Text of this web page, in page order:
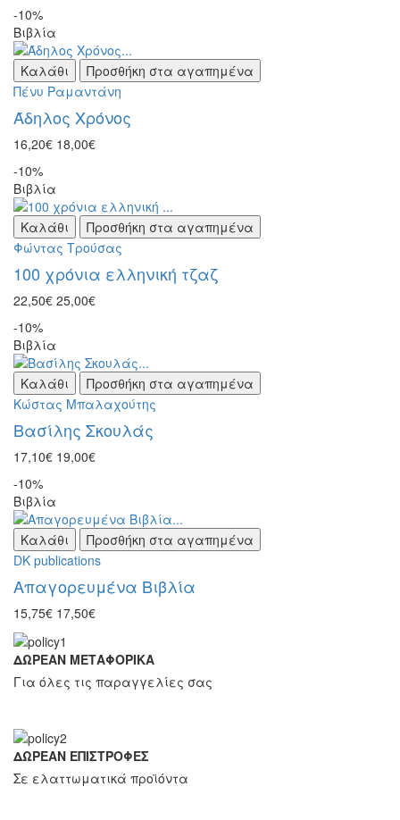
-10%
Βιβλία
Καλάθι
Προσθήκη στα αγαπημένα
Πένυ Ραμαντάνη
Άδηλος Χρόνος
16,20€ 18,00€
-10%
Βιβλία
Καλάθι
Προσθήκη στα αγαπημένα
Φώντας Τρούσας
100 χρόνια ελληνική τζαζ
22,50€ 25,00€
-10%
Βιβλία
Καλάθι
Προσθήκη στα αγαπημένα
Κώστας Μπαλαχούτης
Βασίλης Σκουλάς
17,10€ 19,00€
-10%
Βιβλία
Καλάθι
Προσθήκη στα αγαπημένα
DK publications
Απαγορευμένα Βιβλία
15,75€ 17,50€
ΔΩΡΕΑΝ ΜΕΤΑΦΟΡΙΚΑ
Για όλες τις παραγγελίες σας
ΔΩΡΕΑΝ ΕΠΙΣΤΡΟΦΕΣ
Σε ελαττωματικά προϊόντα